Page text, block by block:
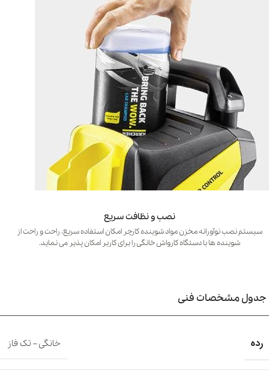
نصب و نظافت سریع
سیستم نصب نوآورانه مخزن مواد شوینده کارچر امکان استفاده سریع، راحت و راحت از
شوینده ها با دستگاه کارواش خانگی را برای کاربر امکان پذیر می نماید.
جدول مشخصات فنی
رده خانگی – تک فاز